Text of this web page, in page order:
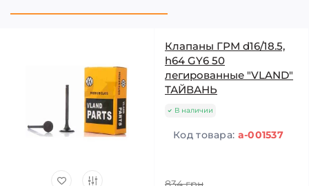
Клапаны ГРМ d16/18.5,
h64 GY6 50
легированные "VLAND"
ТАЙВАНЬ
В наличии
Код товара: a-001537